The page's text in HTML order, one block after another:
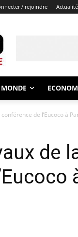
/ rejoindre Actualité
MONDE
de l’Eucoco à
de